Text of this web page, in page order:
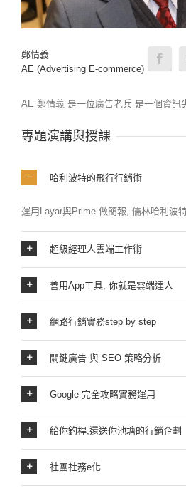
鄭情義
AE (Advertising E-commerce)
AE 鄭情義 是一位廣告老兵 是一個資訊
專題演講與授課
哈利波特的飛行行銷術
運用Layar與Prime 做簡報, 儒林哈利波
超級經理人雲端工作術
善用App工具, 你就是雲端達人
網路行銷實務step by step
關鍵廣告 與 SEO 策略分析
Google 完全攻略實務運用
給你釣桿,還送你池塘的行銷企劃
社團社務e化